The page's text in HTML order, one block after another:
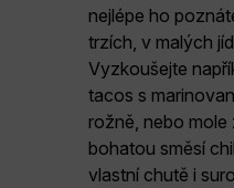
nejlépe ho
trzích, v malých
Vyzkoušejte
tacos s
rožně, nebo
bohatou směsí
vlastní chutě i